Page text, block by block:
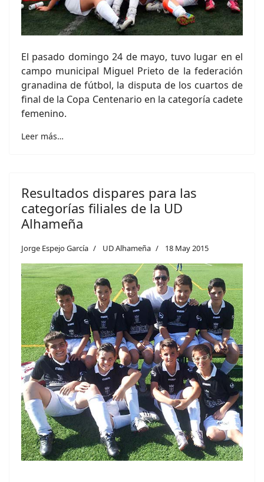
El pasado domingo 24 de mayo, tuvo lugar en el
campo municipal Miguel Prieto de la federación
granadina de fútbol, la disputa de los cuartos de
final de la Copa Centenario en la categoría cadete
femenino.
Leer más…
Resultados dispares para las
categorías filiales de la UD
Alhameña
Jorge Espejo García UD Alhameña 18 May 2015